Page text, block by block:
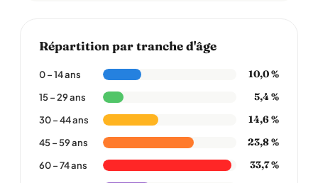
Répartition par tranche d'âge
0 – 14 ans 10,0 %
15 – 29 ans 5,4 %
30 – 44 ans 14,6 %
45 – 59 ans 23,8 %
60 – 74 ans 33,7 %